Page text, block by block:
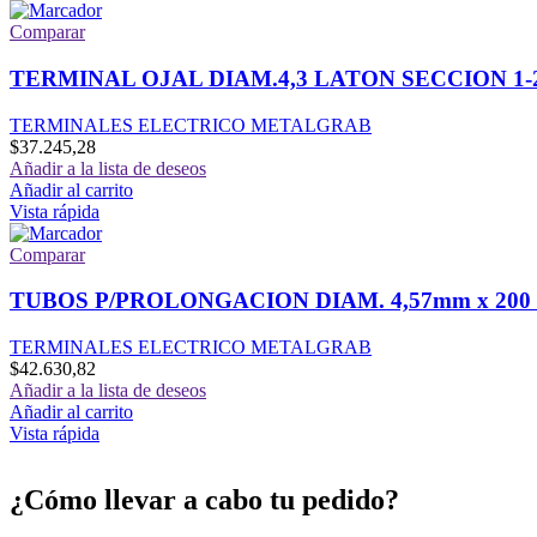
Comparar
TERMINAL OJAL DIAM.4,3 LATON
TERMINALES ELECTRICO METALGRAB
$37.245,28
Añadir a la lista de deseos
Añadir al carrito
Vista rápida
Comparar
TUBOS P/PROLONGACION DIAM. 4,57mm x 200
TERMINALES ELECTRICO METALGRAB
$42.630,82
Añadir a la lista de deseos
Añadir al carrito
Vista rápida
¿Cómo llevar a cabo tu pedido?